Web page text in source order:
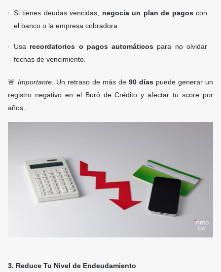
Si tienes deudas vencidas, negocia un plan de pagoscon
el banco o la empresa cobradora.
Usa recordatorios o pagos automáticos para no olvidar
fechas de vencimiento.
🚨 Importante: Un retraso de más de 90 días puede generar un
registro negativo en el Buró de Crédito y afectar tu score por
años.
3. Reduce Tu Nivel de Endeudamiento